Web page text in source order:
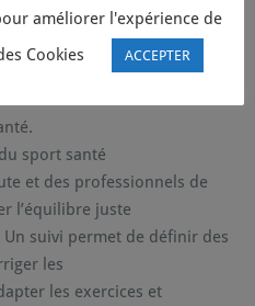
voire de malaise grave
mais de se dépasser au
sport santé
et des professionnels de
l’équilibre juste
suivi permet de définir des
les
les exercices et
améliorer l'expérience de
Cookies ACCEPTER